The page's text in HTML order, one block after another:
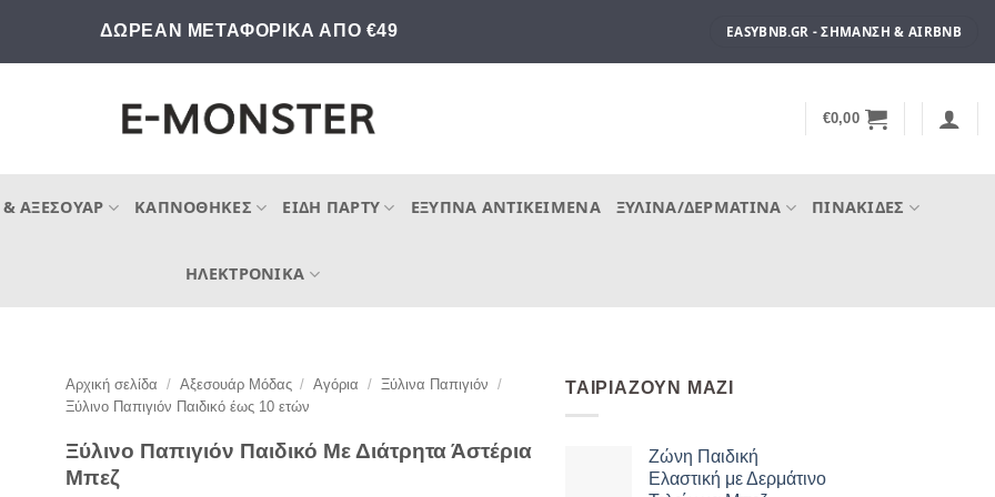
ΔΩΡΕΑΝ ΜΕΤΑΦΟΡΙΚΑ ΑΠΟ €49 EASYBNB.GR - ΣΉΜΑΝΣΗ & AIRBNB
€0,00
ΑΞΕΣΟΥΆΡ ΚΑΠΝΟΘΉΚΕΣ ΕΊΔΗ ΠΆΡΤΥ ΈΞΥΠΝΑ ΑΝΤΙΚΕΊΜΕΝΑ ΞΎΛΙΝΑ/ΔΕΡΜΆΤΙΝΑ ΠΙΝΑΚΊΔΕΣ
ΗΛΕΚΤΡΟΝΙΚΆ
Αρχική σελίδα / Αξεσουάρ Μόδας / Αγόρια / Ξύλινα Παπιγιόν /
Ξύλινο Παπιγιόν Παιδικό έως 10 ετών
Ξύλινο Παπιγιόν Παιδικό Με Διάτρητα Άστέρια
Μπεζ
ΤΑΙΡΙΆΖΟΥΝ ΜΑΖΊ
Ζώνη Παιδική
Ελαστική με Δερμάτινο